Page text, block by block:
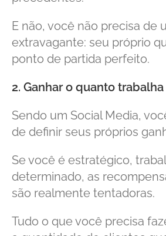
E não, você não precisa de
extravagante: seu próprio
ponto de partida perfeito.
2. Ganhar o quanto trabalha
Sendo um Social Media,
de definir seus próprios
Se você é estratégico,
determinado, as
são realmente tentadoras.
Tudo o que você precisa